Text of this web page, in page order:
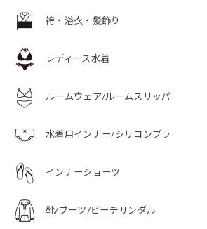
袴・浴衣・髪飾り
レディース水着
ルームウェア/ルームスリッパ
水着用インナー/シリコンブラ
インナーショーツ
靴/ブーツ/ビーチサンダル